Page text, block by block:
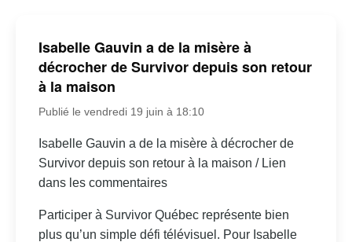
Isabelle Gauvin a de la misère à
décrocher de Survivor depuis son retour
à la maison
Publié le vendredi 19 juin à 18:10
Isabelle Gauvin a de la misère à décrocher de
Survivor depuis son retour à la maison / Lien
dans les commentaires
Participer à Survivor Québec représente bien
plus qu’un simple défi télévisuel. Pour Isabelle